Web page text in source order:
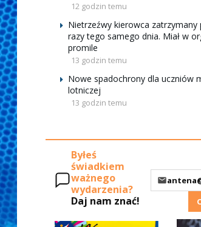
12 godzin temu
Nietrzeźwy kierowca zatrzymany
razy tego samego dnia. Miał w
promile
13 godzin temu
Nowe spadochrony dla uczniów
lotniczej
13 godzin temu
Byłeś
świadkiem
ważnego
wydarzenia?
Daj nam znać!